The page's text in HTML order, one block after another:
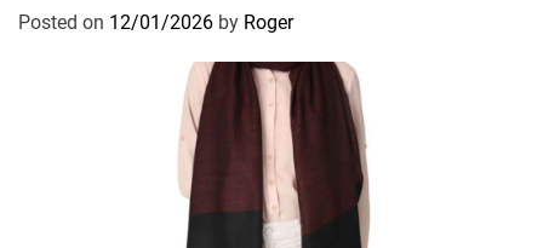
A
l
l
t
g
a
u
Posted on 12/01/2026 by Roger